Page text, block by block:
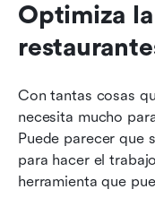
Optimiza
Con tantas cosas
necesita mucho
Puede parecer que
para hacer el
herramienta que